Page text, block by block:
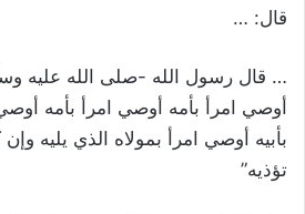
قال: …
… قال رسول الله -صلى الله عليه
أوصي امرأ بأمه أوصي امرأ بأمه أوصي
بأبيه أوصي امرأ بمولاه الذي يليه
تؤذيه”